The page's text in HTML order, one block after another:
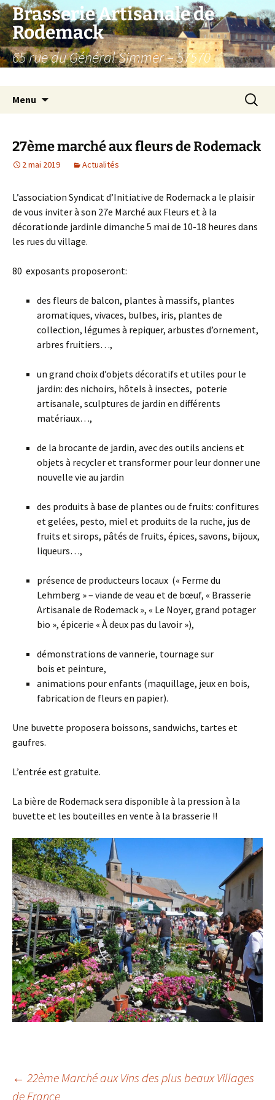
Aller
au
contenu
Brasserie Artisanale de
Rodemack
65 rue du Général Simmer – 57570
Menu
27ème marché aux fleurs de Rodemack
2 mai 2019 Actualités
L’association Syndicat d’Initiative de Rodemack a le plaisir
de vous inviter à son 27e Marché aux Fleurs et à la
décorationde jardinle dimanche 5 mai de 10-18 heures dans
les rues du village.
80 exposants proposeront:
des fleurs de balcon, plantes à massifs, plantes
aromatiques, vivaces, bulbes, iris, plantes de
collection, légumes à repiquer, arbustes d’ornement,
arbres fruitiers…,
un grand choix d’objets décoratifs et utiles pour le
jardin: des nichoirs, hôtels à insectes, poterie
artisanale, sculptures de jardin en différents
matériaux…,
de la brocante de jardin, avec des outils anciens et
objets à recycler et transformer pour leur donner une
nouvelle vie au jardin
des produits à base de plantes ou de fruits: confitures
et gelées, pesto, miel et produits de la ruche, jus de
fruits et sirops, pâtés de fruits, épices, savons, bijoux,
liqueurs…,
présence de producteurs locaux (« Ferme du
Lehmberg » – viande de veau et de bœuf, « Brasserie
Artisanale de Rodemack », « Le Noyer, grand potager
bio », épicerie « À deux pas du lavoir »),
démonstrations de vannerie, tournage sur
bois et peinture,
animations pour enfants (maquillage, jeux en bois,
fabrication de fleurs en papier).
Une buvette proposera boissons, sandwichs, tartes et
gaufres.
L’entrée est gratuite.
La bière de Rodemack sera disponible à la pression à la
buvette et les bouteilles en vente à la brasserie !!
Navigation
← 22ème Marché aux Vins des plus beaux Villages
de France